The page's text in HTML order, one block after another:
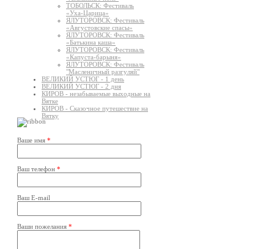
ТОБОЛЬСК: Фестиваль
«Уха-Царица»
ЯЛУТОРОВСК: Фестиваль
«Августовские спасы»
ЯЛУТОРОВСК: Фестиваль
«Батькина каша»
ЯЛУТОРОВСК: Фестиваль
«Капуста-барыня»
ЯЛУТОРОВСК: Фестиваль
"Масленичный разгуляй"
ВЕЛИКИЙ УСТЮГ - 1 день
ВЕЛИКИЙ УСТЮГ - 2 дня
КИРОВ - незабываемые выходные на
Вятке
КИРОВ - Сказочное путешествие на
Вятку
Ваше имя *
Ваш телефон *
Ваш E-mail
Ваши пожелания *